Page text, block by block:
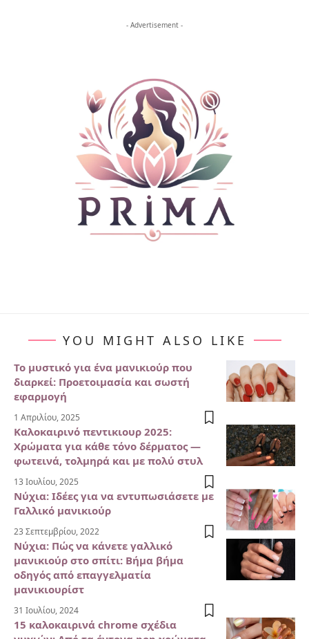
- Advertisement -
YOU MIGHT ALSO LIKE
Το μυστικό για ένα μανικιούρ που
διαρκεί: Προετοιμασία και σωστή
εφαρμογή
1 Απριλίου, 2025
Καλοκαιρινό πεντικιουρ 2025:
Χρώματα για κάθε τόνο δέρματος —
φωτεινά, τολμηρά και με πολύ στυλ
13 Ιουλίου, 2025
Νύχια: Ιδέες για να εντυπωσιάσετε με
Γαλλικό μανικιούρ
23 Σεπτεμβρίου, 2022
Νύχια: Πώς να κάνετε γαλλικό
μανικιούρ στο σπίτι: Βήμα βήμα
οδηγός από επαγγελματία
μανικιουρίστ
31 Ιουλίου, 2024
15 καλοκαιρινά chrome σχέδια